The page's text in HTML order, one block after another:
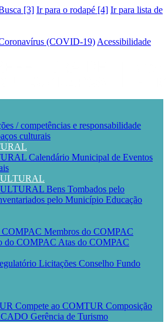
[3] Ir para o rodapé [4] Ir para lista de
(COVID-19) Acessibilidade
/ competências e responsabilidade
culturais
Calendário Municipal de Eventos
Bens Tombados pelo
pelo Município Educação
COMPAC Membros do COMPAC
do COMPAC Atas do COMPAC
Licitações Conselho Fundo
Compete ao COMTUR Composição
Gerência de Turismo